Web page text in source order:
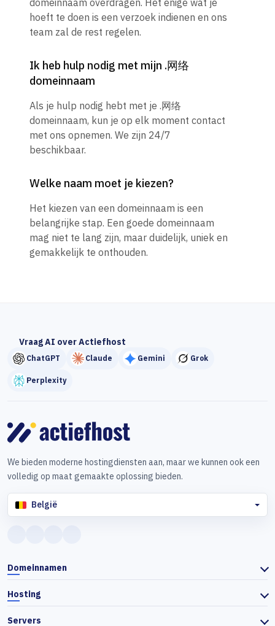
domeinnaam overdragen. Het enige wat je
hoeft te doen is een verzoek indienen en ons
team zal de rest regelen.
Ik heb hulp nodig met mijn .网络
domeinnaam
Als je hulp nodig hebt met je .网络
domeinnaam, kun je op elk moment contact
met ons opnemen. We zijn 24/7
beschikbaar.
Welke naam moet je kiezen?
Het kiezen van een domeinnaam is een
belangrijke stap. Een goede domeinnaam
mag niet te lang zijn, maar duidelijk, uniek en
gemakkelijk te onthouden.
Vraag AI over Actiefhost
ChatGPT Claude Gemini Grok
Perplexity
We bieden moderne hostingdiensten aan, maar we kunnen ook een
volledig op maat gemaakte oplossing bieden.
België
Domeinnamen
Hosting
Servers